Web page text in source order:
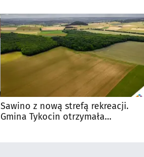
Sawino z nową strefą rekreacji.
Gmina Tykocin otrzymała